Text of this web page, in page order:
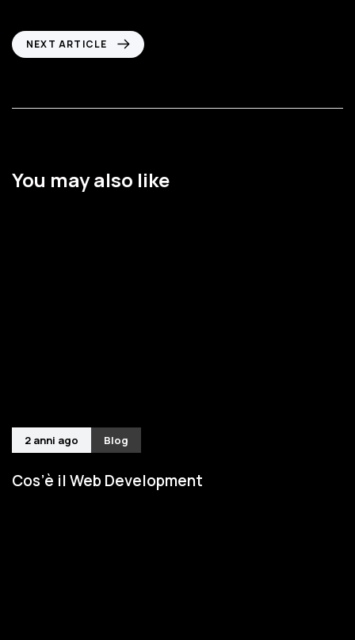
NEXT ARTICLE
You may also like
2 anni ago Blog
Cos’è il Web Development